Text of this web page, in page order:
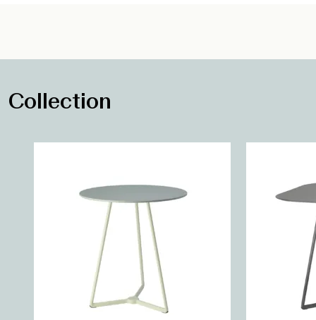
Collection